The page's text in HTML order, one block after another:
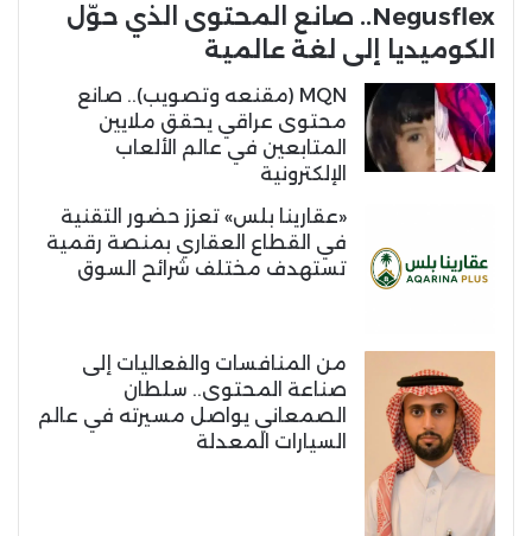
Negusflex.. صانع المحتوى الذي حوّل
الكوميديا إلى لغة عالمية
MQN (مقنعه وتصويب).. صانع
محتوى عراقي يحقق ملايين
المتابعين في عالم الألعاب
الإلكترونية
«عقارينا بلس» تعزز حضور التقنية
في القطاع العقاري بمنصة رقمية
تستهدف مختلف شرائح السوق
من المنافسات والفعاليات إلى
صناعة المحتوى.. سلطان
الصمعاني يواصل مسيرته في عالم
السيارات المعدلة